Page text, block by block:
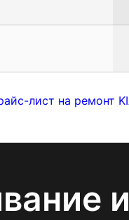
лист на ремонт